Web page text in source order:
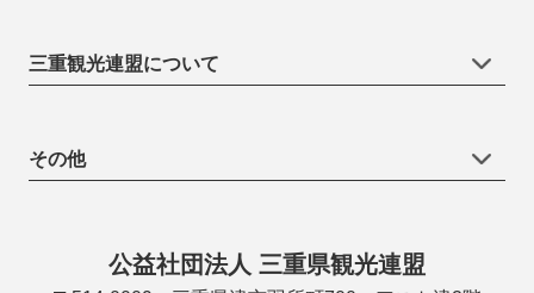
三重観光連盟について
その他
公益社団法人 三重県観光連盟